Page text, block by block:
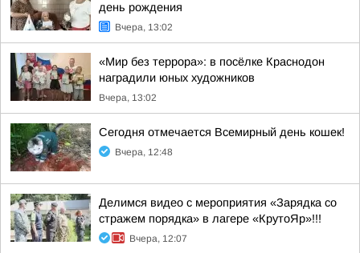
день рождения
Вчера, 13:02
«Мир без террора»: в посёлке Краснодон
наградили юных художников
Вчера, 13:02
Сегодня отмечается Всемирный день кошек!
Вчера, 12:48
Делимся видео с мероприятия «Зарядка со
стражем порядка» в лагере «КрутоЯр»!!!
Вчера, 12:07